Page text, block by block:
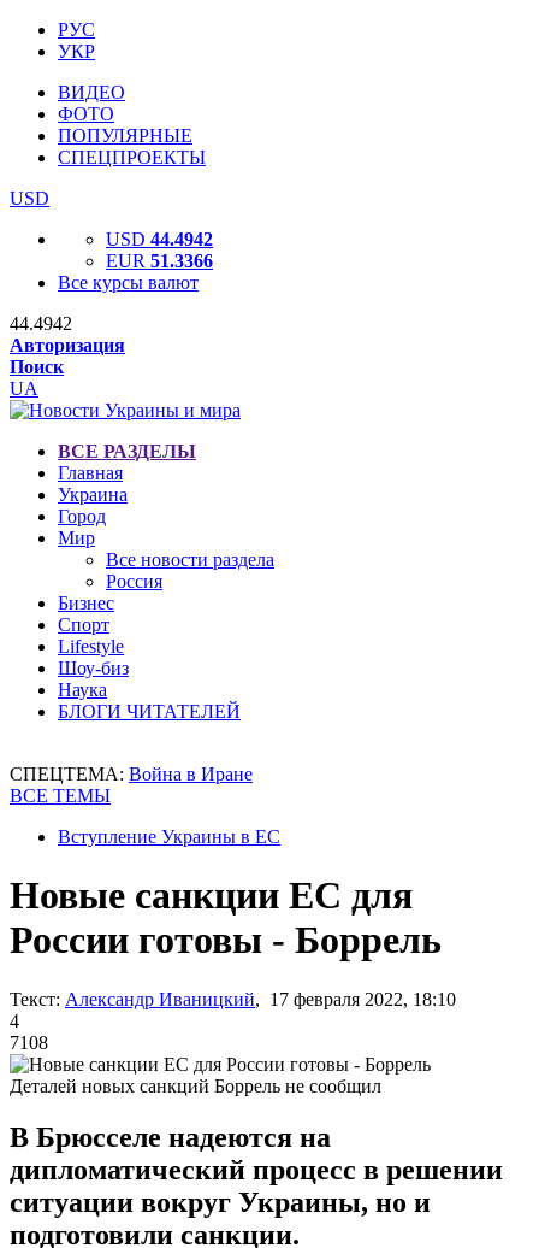
РУС
УКР
ВИДЕО
ФОТО
ПОПУЛЯРНЫЕ
СПЕЦПРОЕКТЫ
USD
USD 44.4942
EUR 51.3366
Все курсы валют
44.4942
Авторизация
Поиск
UA
ВСЕ РАЗДЕЛЫ
Главная
Украина
Город
Мир
Все новости раздела
Россия
Бизнес
Спорт
Lifestyle
Шоу-биз
Наука
БЛОГИ ЧИТАТЕЛЕЙ
СПЕЦТЕМА: Война в Иране
ВСЕ ТЕМЫ
Вступление Украины в ЕС
Новые санкции ЕС для
России готовы - Боррель
Текст: Александр Иваницкий, 17 февраля 2022, 18:10
4
7108
Деталей новых санкций Боррель не сообщил
В Брюсселе надеются на
дипломатический процесс в решении
ситуации вокруг Украины, но и
подготовили санкции.